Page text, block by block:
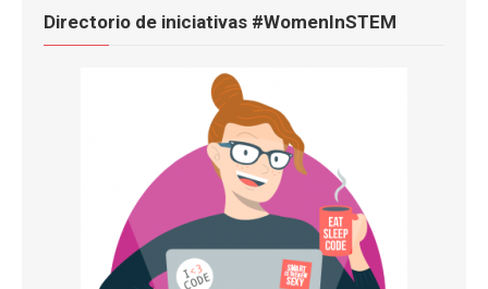
Directorio de iniciativas #WomenInSTEM